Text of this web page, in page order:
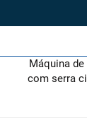
Máquina
com serra